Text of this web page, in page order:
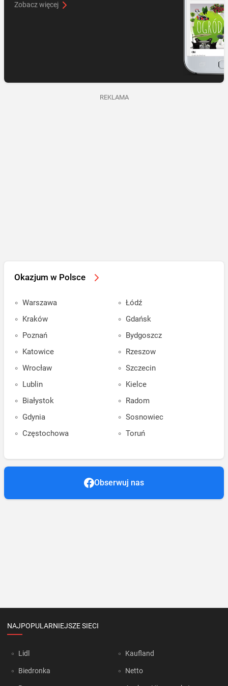
Zobacz więcej
REKLAMA
Okazjum w Polsce
Warszawa
Kraków
Poznań
Katowice
Wrocław
Lublin
Białystok
Gdynia
Częstochowa
Łódź
Gdańsk
Bydgoszcz
Rzeszow
Szczecin
Kielce
Radom
Sosnowiec
Toruń
Obserwuj nas
NAJPOPULARNIEJSZE SIECI
Lidl
Biedronka
Kaufland
Netto